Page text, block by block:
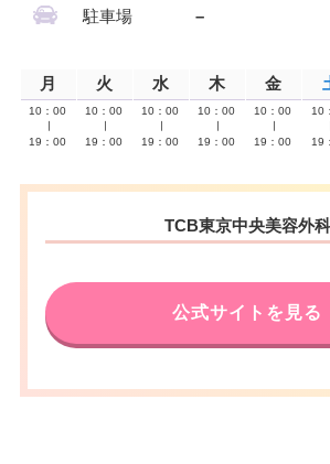
駐車場 –
月 火 水 木 金
10：00
19：00
10：00
19：00
10：00
19：00
10：00
19：00
10：00
19：00
10
19
TCB東京中央美容外科
公式サイトを見る